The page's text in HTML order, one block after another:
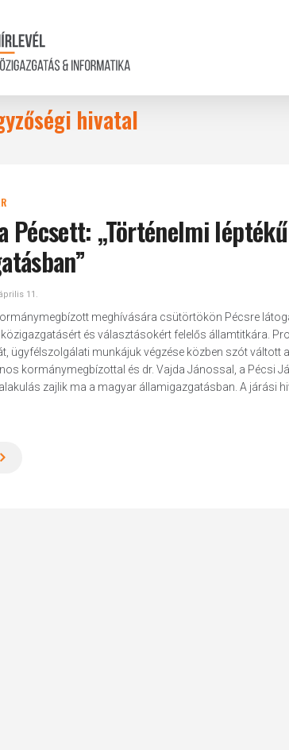
or ESC to close
hivatal
Pécsett: „Történelmi
11.
meghívására csütörtökön Pécsre
és választásokért felelős államtitkára.
ügyfélszolgálati munkájuk végzése közben szót
kormánymegbízottal és dr. Vajda Jánossal, a Pécsi
zajlik ma a magyar államigazgatásban. A járási